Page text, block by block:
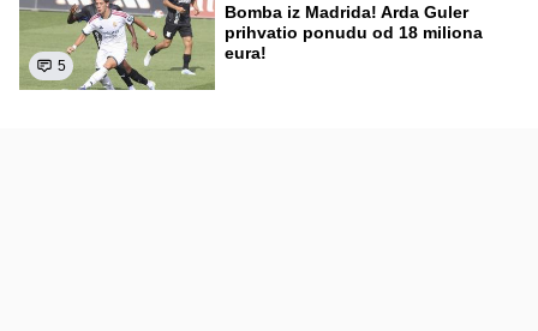
5
Bomba iz Madrida! Arda Guler
prihvatio ponudu od 18 miliona
eura!